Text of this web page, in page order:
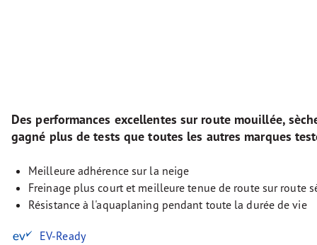
Des performances excellentes sur route mouillée,
gagné plus de tests que toutes les autres marques
Meilleure adhérence sur la neige
Freinage plus court et meilleure tenue de route sur route
Résistance à l'aquaplaning pendant toute la durée de vie
EV-Ready